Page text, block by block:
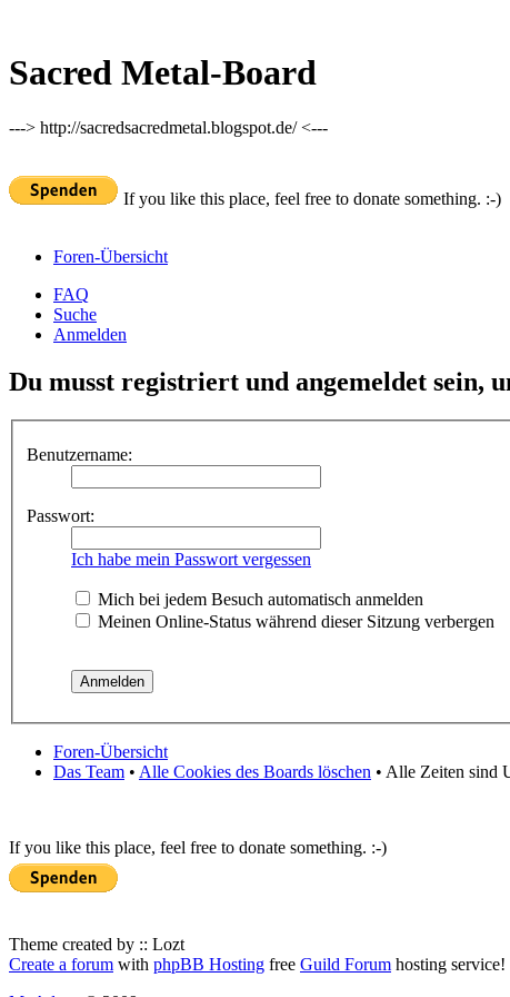
Sacred Metal-Board
---> http://sacredsacredmetal.blogspot.de/ <---
If you like this place, feel free to donate something. :-)
Foren-Übersicht
FAQ
Suche
Anmelden
Du musst registriert und angemeldet sein,
Benutzername:
Passwort:
Ich habe mein Passwort vergessen
Mich bei jedem Besuch automatisch anmelden
Meinen Online-Status während dieser Sitzung verbergen
Foren-Übersicht
Das Team • Alle Cookies des Boards löschen • Alle Zeiten sind
If you like this place, feel free to donate something. :-)
Theme created by :: Lozt
Create a forum with phpBB Hosting free Guild Forum hosting service!